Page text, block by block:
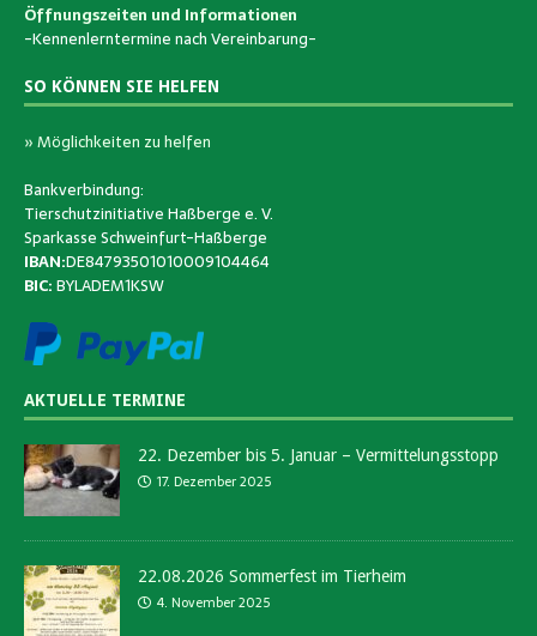
Öffnungszeiten und Informationen
-Kennenlerntermine nach Vereinbarung-
SO KÖNNEN SIE HELFEN
» Möglichkeiten zu helfen
Bankverbindung:
Tierschutzinitiative Haßberge e. V.
Sparkasse Schweinfurt-Haßberge
IBAN:DE84793501010009104464
BIC:BYLADEM1KSW
AKTUELLE TERMINE
22. Dezember bis 5. Januar – Vermittelungsstopp
17. Dezember 2025
22.08.2026 Sommerfest im Tierheim
4. November 2025